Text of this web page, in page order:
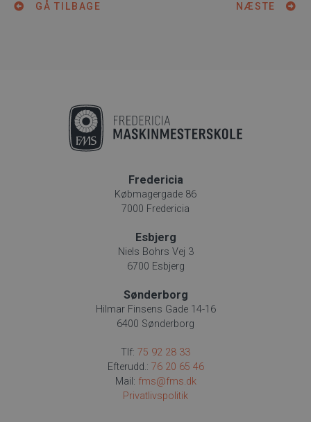
GÅ TILBAGE NÆSTE
Fredericia
Købmagergade 86
7000 Fredericia
Esbjerg
Niels Bohrs Vej 3
6700 Esbjerg
Sønderborg
Hilmar Finsens Gade 14-16
6400 Sønderborg
Tlf: 75 92 28 33
Efterudd.: 76 20 65 46
Mail: fms@fms.dk
Privatlivspolitik